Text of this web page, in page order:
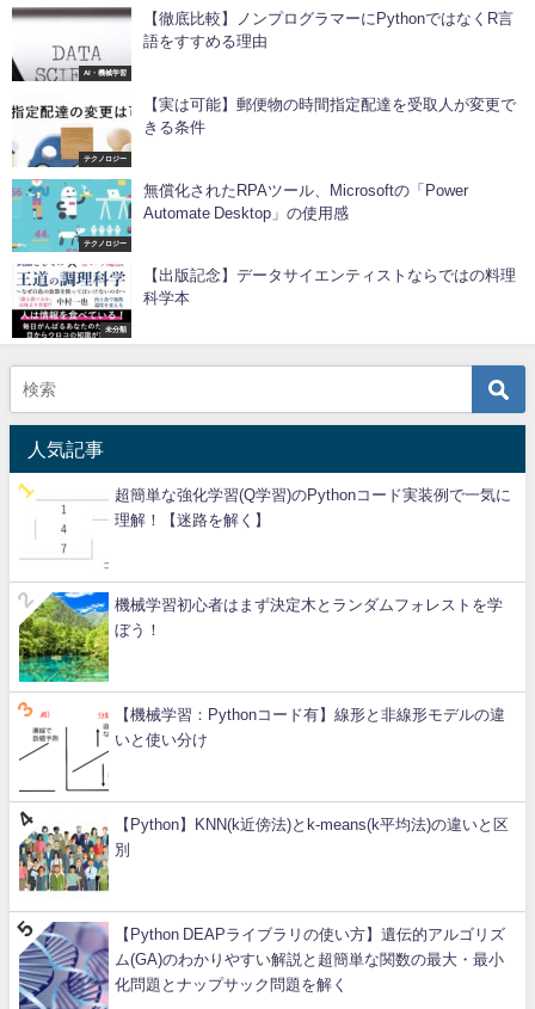
AI・機械学習
【徹底比較】ノンプログラマーにPythonではなくR言
語をすすめる理由
テクノロジー
【実は可能】郵便物の時間指定配達を受取人が変更で
きる条件
テクノロジー
無償化されたRPAツール、Microsoftの「Power
Automate Desktop」の使用感
未分類
【出版記念】データサイエンティストならではの料理
科学本
人気記事
超簡単な強化学習(Q学習)のPythonコード実装例で一気に
理解！【迷路を解く】
機械学習初心者はまず決定木とランダムフォレストを学
ぼう！
【機械学習：Pythonコード有】線形と非線形モデルの違
いと使い分け
【Python】KNN(k近傍法)とk-means(k平均法)の違いと区
別
【Python DEAPライブラリの使い方】遺伝的アルゴリズ
ム(GA)のわかりやすい解説と超簡単な関数の最大・最小
化問題とナップサック問題を解く